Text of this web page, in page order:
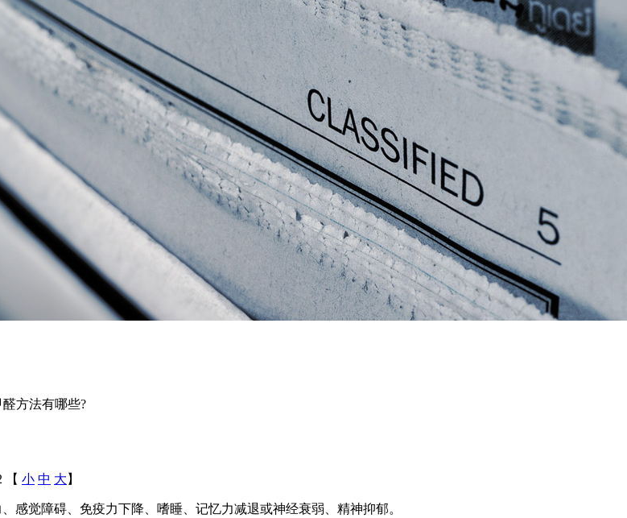
方法有哪些?
【 小 中 大 】
感觉障碍、免疫力下降、嗜睡、记忆力减退或神经衰弱、精神抑郁。